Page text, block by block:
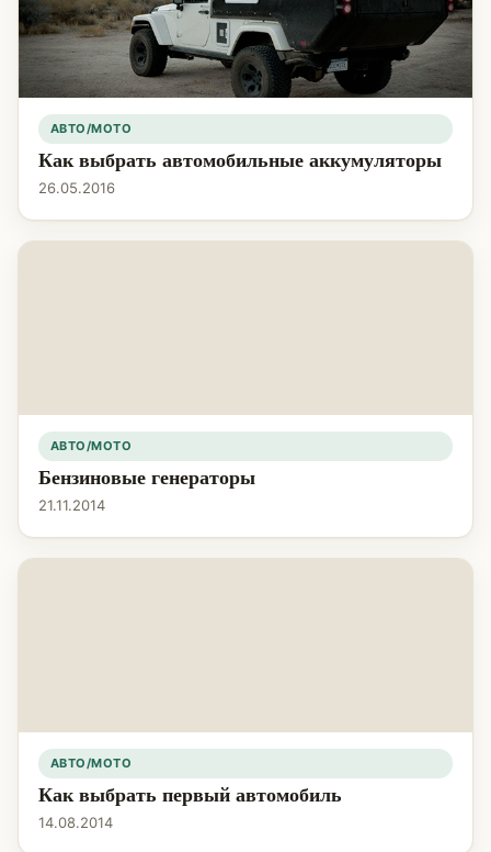
АВТО/МОТО
Как выбрать автомобильные аккумуляторы
26.05.2016
АВТО/МОТО
Бензиновые генераторы
21.11.2014
АВТО/МОТО
Как выбрать первый автомобиль
14.08.2014